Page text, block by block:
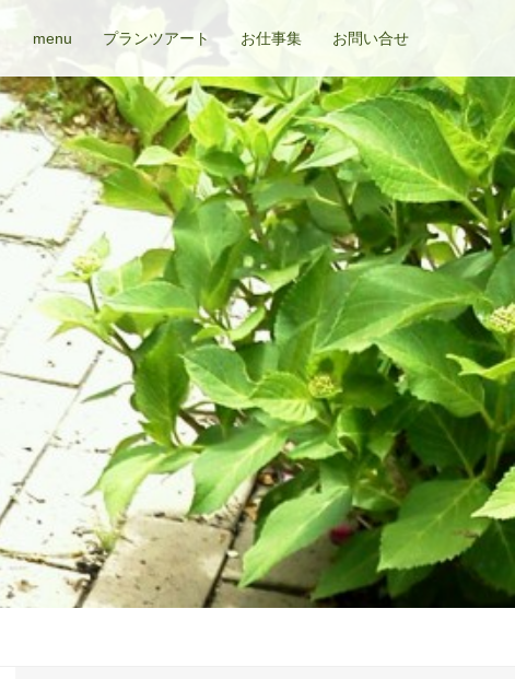
menu プランツアート お仕事集 お問い合せ